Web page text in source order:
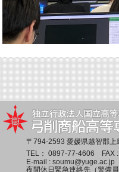
〒794-2593 愛媛県越智郡
TEL： 0897-77-4606 FAX :
E-mail : soumu@yuge.ac.jp
夜間休日緊急連絡先（警備員